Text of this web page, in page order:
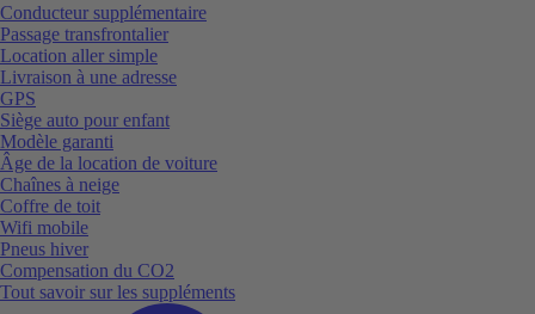
Conducteur supplémentaire
Passage transfrontalier
Location aller simple
Livraison à une adresse
GPS
Siège auto pour enfant
Modèle garanti
Âge de la location de voiture
Chaînes à neige
Coffre de toit
Wifi mobile
Pneus hiver
Compensation du CO2
Tout savoir sur les suppléments